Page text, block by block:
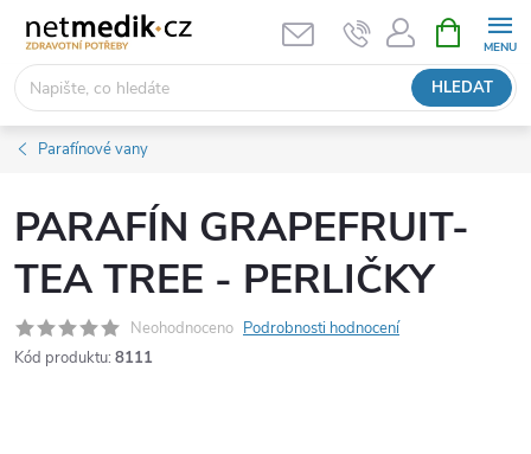
obsah
HLEDAT
NÁKUPNÍ
KOŠÍK
Parafínové vany
PARAFÍN GRAPEFRUIT-
TEA TREE - PERLIČKY
Neohodnoceno Podrobnosti hodnocení
Kód produktu: 8111